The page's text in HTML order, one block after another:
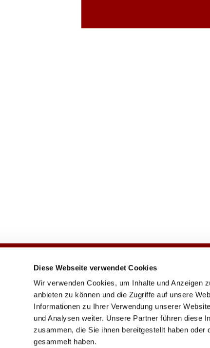
Diese Webseite verwendet Cookies
Wir verwenden Cookies, um Inhalte und Anzeigen
anbieten zu können und die Zugriffe auf unsere
Informationen zu Ihrer Verwendung unserer
und Analysen weiter. Unsere Partner führen diese
zusammen, die Sie ihnen bereitgestellt haben
gesammelt haben.
Gottesdienste
Evangelische Lindenkirchengemeinde ·